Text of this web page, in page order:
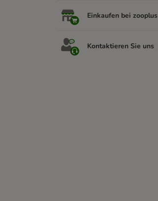
Einkaufen bei zooplus
Kontaktieren Sie uns